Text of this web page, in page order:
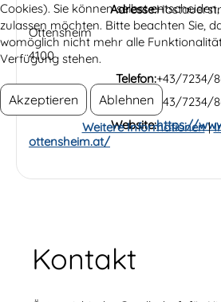
Adresse:
Ottensheim
4100
Telefon:+43/7234/
Fax:
+43/7234/
Website:https://
ottensheim.at/
Kontakt
Cookies). Sie können selbst
zulassen möchten. Bitte beachten Sie,
womöglich nicht mehr alle
Verfügung stehen.
Akzeptieren Ablehnen
Weitere Informationen|